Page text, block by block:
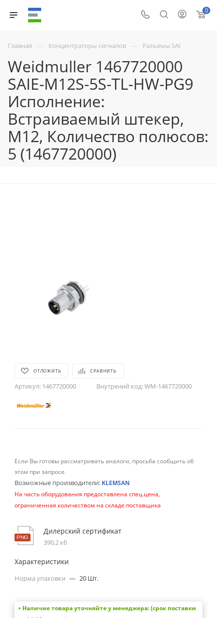
0
Главная — Концентраторы сигналов — Разъемы SAI
Weidmuller 1467720000
SAIE-M12S-5S-TL-HW-PG9
Исполнение:
Встраиваемый штекер,
M12, Количество полюсов:
5 (1467720000)
ОТЛОЖИТЬ СРАВНИТЬ
Артикул: 1467720000 Внутрений код:WM-1467720000
Если Вы готовы рассматривать аналоги, просьба сообщить об
этом при запросе.
Возможные производители: KLEMSAN
На часть оборудования предоставлена спец.цена,
ограниченная количеством на складе поставщика
Дилерский сертификат
390,2 кб
Характеристики
Норма упаковки — 20 Шт.
• Наличие товара уточняйте у менеджера: (срок поставки